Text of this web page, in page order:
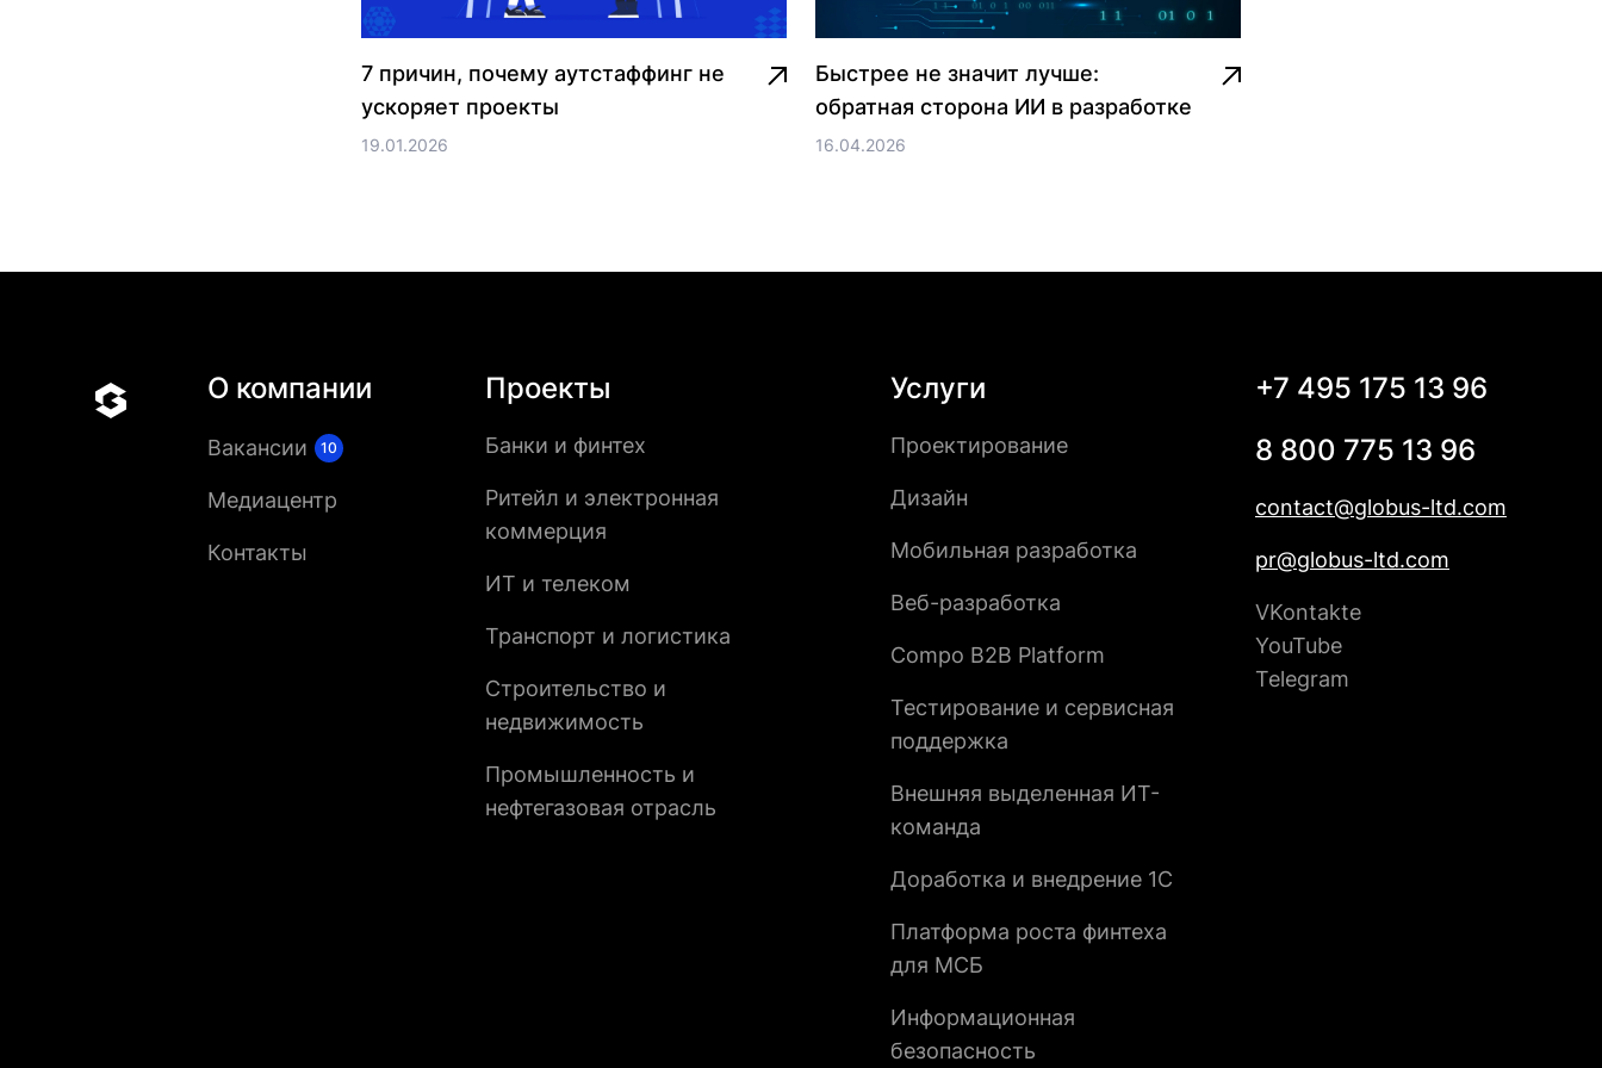
7 причин, почему аутстаффинг не
ускоряет проекты
19.01.2026
Быстрее не значит лучше:
обратная сторона ИИ в разработке
16.04.2026
О компании
Вакансии 10
Медиацентр
Контакты
Проекты
Банки и финтех
Ритейл и электронная
коммерция
ИТ и телеком
Транспорт и логистика
Строительство и
недвижимость
Промышленность и
нефтегазовая отрасль
Услуги
Проектирование
Дизайн
Мобильная разработка
Веб-разработка
Compo B2B Platform
Тестирование и сервисная
поддержка
Внешняя выделенная ИТ-
команда
Доработка и внедрение 1С
Платформа роста финтеха
для МСБ
Информационная
безопасность
+7 495 175 13 96
8 800 775 13 96
contact@globus-ltd.com
pr@globus-ltd.com
VKontakte
YouTube
Telegram